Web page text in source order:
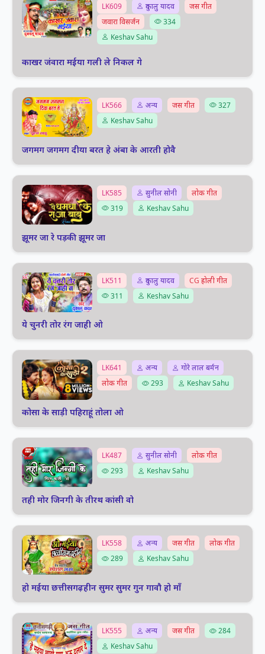
LK609 दुकालु यादव
जस गीत
जवारा विसर्जन
334
Keshav Sahu
काखर जंवारा मईया गली ले निकल गे
LK566 अन्य जस गीत
327
Keshav Sahu
जगमग जगमग दीया बरत हे अंबा के आरती होवै
LK585 सुनील सोनी
लोक गीत
319
Keshav Sahu
झूमर जा रे पड़की झूमर जा
LK511 दुकालु यादव
CG होली गीत
311
Keshav Sahu
ये चुनरी तोर रंग जाही ओ
LK641 अन्य
गोरे लाल बर्मन
लोक गीत
293 Keshav Sahu
कोसा के साड़ी पहिराहूं तोला ओ
LK487 सुनील सोनी
लोक गीत
293
Keshav Sahu
तही मोर जिनगी के तीरथ कांसी वो
LK558 अन्य जस गीत
लोक गीत
289
Keshav Sahu
हो मईया छत्तीसगढ़हीन सुमर सुमर गुन गावौ हो माँ
LK555 अन्य जस गीत
284
Keshav Sahu